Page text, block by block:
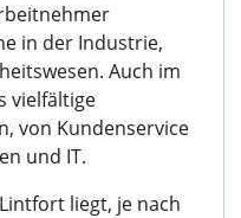
in der Industrie,
Auch im
vielfältige
von Kundenservice
und IT.
liegt, je nach